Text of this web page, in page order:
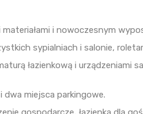
i nowoczesnym
sypialniach i salonie,
łazienkową i urządzeniami
dwa miejsca parkingowe.